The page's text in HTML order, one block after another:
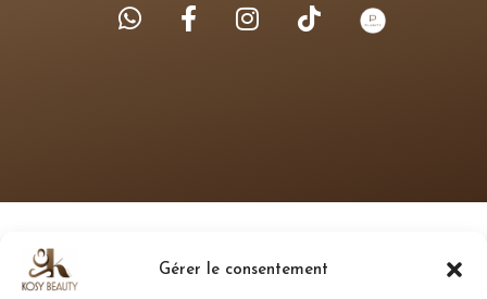
Gérer le consentement